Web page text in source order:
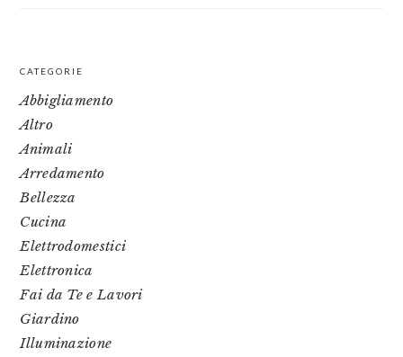
PRIMARY
SIDEBAR
CATEGORIE
Abbigliamento
Altro
Animali
Arredamento
Bellezza
Cucina
Elettrodomestici
Elettronica
Fai da Te e Lavori
Giardino
Illuminazione